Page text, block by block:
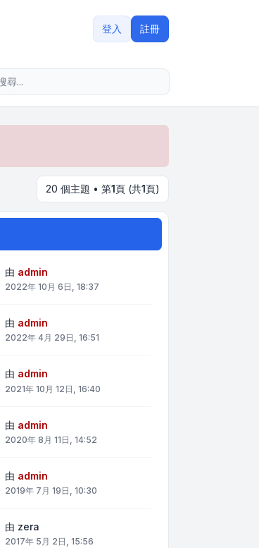
登入 註冊
20 個主題 • 第1頁 (共1頁)
由 admin
2022年 10月 6日, 18:37
由 admin
2022年 4月 29日, 16:51
由 admin
2021年 10月 12日, 16:40
由 admin
2020年 8月 11日, 14:52
由 admin
2019年 7月 19日, 10:30
由 zera
2017年 5月 2日, 15:56